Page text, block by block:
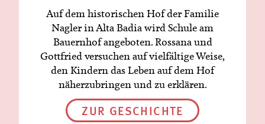
Auf dem historischen Hof der Familie
Nagler in Alta Badia wird Schule am
Bauernhof angeboten. Rossana und
Gottfried versuchen auf vielfältige Weise,
den Kindern das Leben auf dem Hof
näherzubringen und zu erklären.
ZUR GESCHICHTE